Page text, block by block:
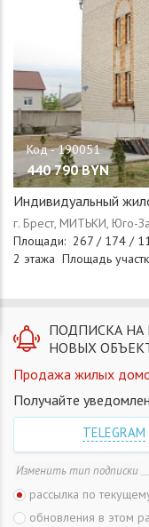
440 790 BYN
Индивидуальный
ПОДПИСКА НА
НОВЫХ
Продажа жилых
Получайте
TELEGRAM
Изменить тип подписки
рассылка по
обновления в этом